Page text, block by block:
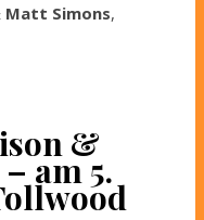
Matt Simons,
&
am 5.